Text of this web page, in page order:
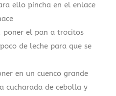
ello pincha en el enlace
poner el pan a trocitos
de leche para que se
en un cuenco grande
cucharada de cebolla y